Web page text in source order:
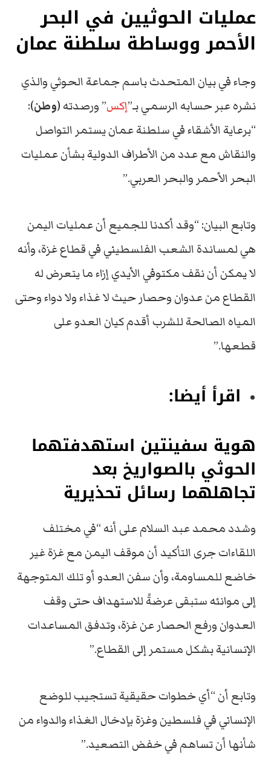
عمليات الحوثيين في البحر
الأحمر ووساطة سلطنة عمان
وجاء في بيان المتحدث باسم جماعة الحوثي والذي
نشره عبر حسابه الرسمي بـ”إكس” ورصدته (وطن):
“برعاية الأشقاء في سلطنة عمان يستمر التواصل
والنقاش مع عدد من الأطراف الدولية بشأن عمليات
البحر الأحمر والبحر العربي.”
وتابع البيان: “وقد أكدنا للجميع أن عمليات اليمن
هي لمساندة الشعب الفلسطيني في قطاع غزة، وأنه
لا يمكن أن نقف مكتوفي الأيدي إزاء ما يتعرض له
القطاع من عدوان وحصار حيث لا غذاء ولا دواء وحتى
المياه الصالحة للشرب أقدم كيان العدو على
قطعها.”
اقرأ أيضا:
هوية سفينتين استهدفتهما
الحوثي بالصواريخ بعد
تجاهلهما رسائل تحذيرية
وشدد محمد عبد السلام على أنه “في مختلف
اللقاءات جرى التأكيد أن موقف اليمن مع غزة غير
خاضع للمساومة، وأن سفن العدو أو تلك المتوجهة
إلى موانئه ستبقى عرضةً للاستهداف حتى وقف
العدوان ورفع الحصار عن غزة، وتدفق المساعدات
الإنسانية بشكل مستمر إلى القطاع.”
وتابع أن “أي خطوات حقيقية تستجيب للوضع
الإنساني في فلسطين وغزة بإدخال الغذاء والدواء من
شأنها أن تساهم في خفض التصعيد.”